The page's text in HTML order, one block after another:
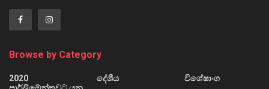
Browse by Category
2020
දේශීය
විශේෂාංග